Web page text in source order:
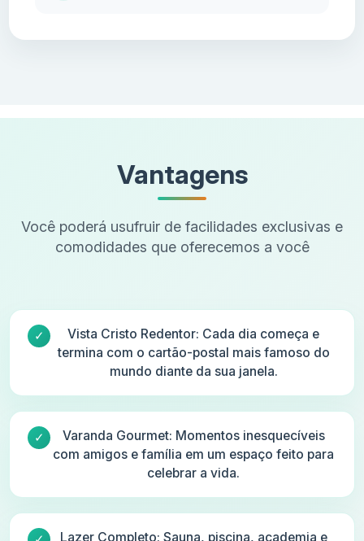
Vantagens
Você poderá usufruir de facilidades exclusivas e
comodidades que oferecemos a você
Vista Cristo Redentor: Cada dia começa e
termina com o cartão-postal mais famoso do
mundo diante da sua janela.
Varanda Gourmet: Momentos inesquecíveis
com amigos e família em um espaço feito para
celebrar a vida.
Lazer Completo: Sauna, piscina, academia e